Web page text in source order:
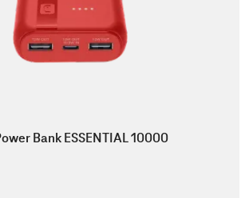
Bank ESSENTIAL 10000